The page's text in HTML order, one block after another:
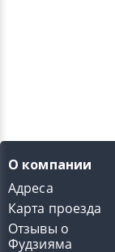
О компании
Адреса
Карта проезда
Отзывы о
Фудзияма